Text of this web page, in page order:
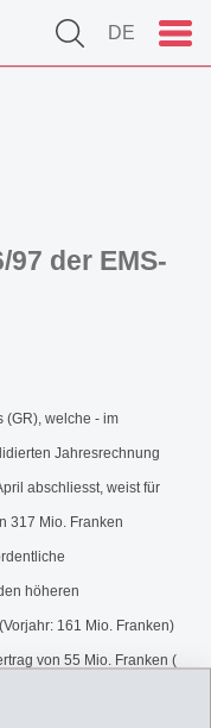
DE
der EMS-
(GR), welche - im
Jahresrechnung
abschliesst, weist für
317 Mio. Franken
höheren
161 Mio. Franken)
von 55 Mio. Franken (